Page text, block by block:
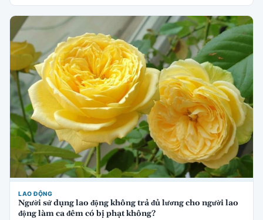
LAO ĐỘNG
Người sử dụng lao động không trả đủ lương cho người lao
động làm ca đêm có bị phạt không?